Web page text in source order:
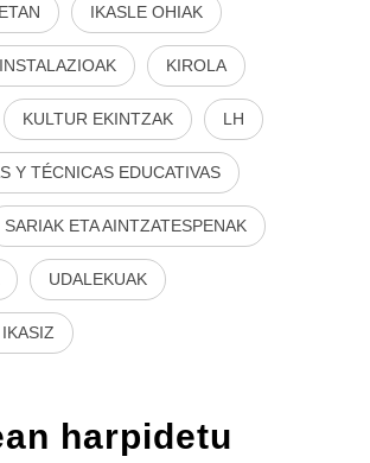
IKASLE OHIAK
INSTALAZIOAK KIROLA
KULTUR EKINTZAK LH
Y TÉCNICAS EDUCATIVAS
SARIAK ETA AINTZATESPENAK
UDALEKUAK
harpidetu